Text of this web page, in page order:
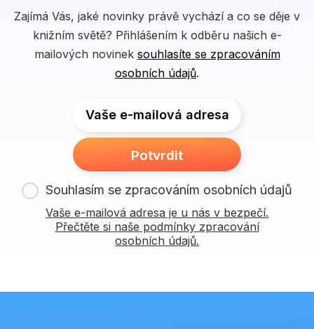
Zajímá Vás, jaké novinky právě vychází a co se děje v
knižním světě? Přihlášením k odběru našich e-
mailových novinek souhlasíte se zpracováním
osobních údajů.
Vaše e-mailová adresa
Potvrdit
Souhlasím se zpracováním osobních údajů
Vaše e-mailová adresa je u nás v bezpečí.
Přečtěte si naše podmínky zpracování
osobních údajů.